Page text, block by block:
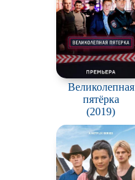
Великолепная
пятёрка
(2019)